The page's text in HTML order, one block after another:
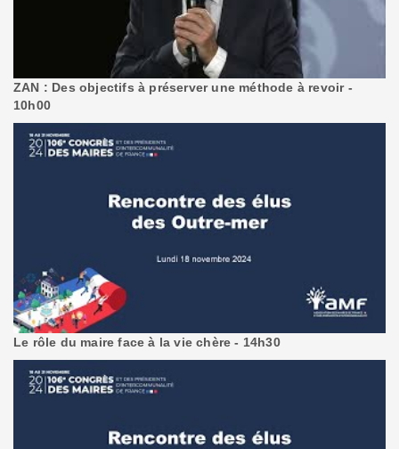
ZAN : Des objectifs à préserver une méthode à revoir -
10h00
Le rôle du maire face à la vie chère - 14h30